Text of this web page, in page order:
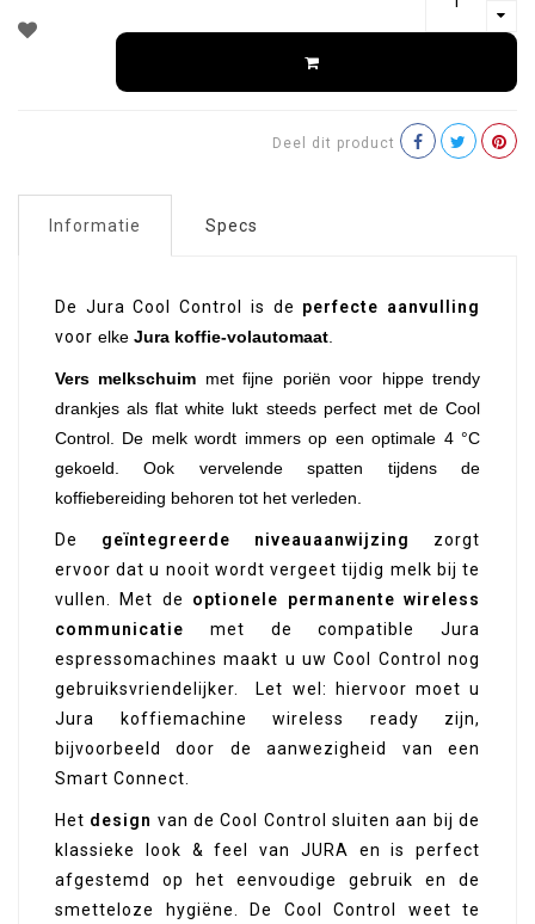
Deel dit product
Informatie Specs
De Jura Cool Control is de perfecte aanvulling
voor elke Jura koffie-volautomaat
Vers melkschuim met fijne poriën voor hippe trendy
drankjes als flat white lukt steeds perfect met de Cool
Control. De melk wordt immers op een optimale 4 °C
gekoeld. Ook vervelende spatten tijdens de
koffiebereiding behoren tot het verleden.
De geïntegreerde niveauaanwijzing
zorgt
ervoor dat u nooit wordt vergeet tijdig melk bij te
vullen. Met de optionele permanente wireless
communicatie met de compatible Jura
espressomachines maakt u uw Cool Control nog
gebruiksvriendelijker. Let wel: hiervoor moet u
Jura koffiemachine wireless ready zijn,
bijvoorbeeld door de aanwezigheid van een
Smart Connect.
Het design van de Cool Control sluiten aan bij de
klassieke look & feel van JURA en is perfect
afgestemd op het eenvoudige gebruik en de
smetteloze hygiëne. De Cool Control weet te